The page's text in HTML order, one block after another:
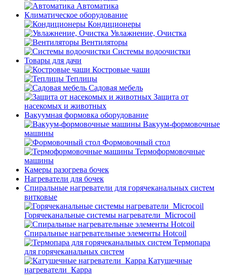
Автоматика
Климатическое оборудование
Кондиционеры
Увлажнение, Очистка
Вентиляторы
Системы водоочистки
Товары для дачи
Костровые чаши
Теплицы
Садовая мебель
Защита от
насекомых и животных
Вакуумная формовка оборудование
Вакуум-формовочные
машины
Формовочный стол
Термоформовочные
машины
Камеры разогрева бочек
Нагреватели для бочек
Спиральные нагреватели для горячеканальных систем
витковые
Горячеканальные системы нагреватели_Microcoil
Спиральные нагревательные элементы Hotcoil
Термопара
для горячеканальных систем
Катушечные
нагреватели_Карра